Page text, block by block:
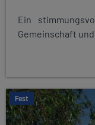
Ein
Gemeinschaft
Fest